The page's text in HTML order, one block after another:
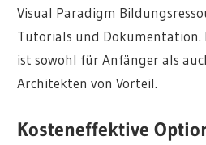
Visual Paradigm
Tutorials und Dokumentation.
ist sowohl für Anfänger als
Architekten von Vorteil.
Kosteneffektive